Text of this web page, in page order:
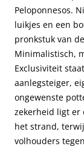
Peloponnesos.
luikjes en een
pronkstuk van
Minimalistisch,
Exclusiviteit
aanlegsteiger,
ongewenste
zekerheid ligt er
het strand,
volhouders